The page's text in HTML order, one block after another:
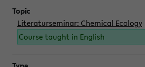
Literaturseminar: Chemical Ecology
Course taught in English